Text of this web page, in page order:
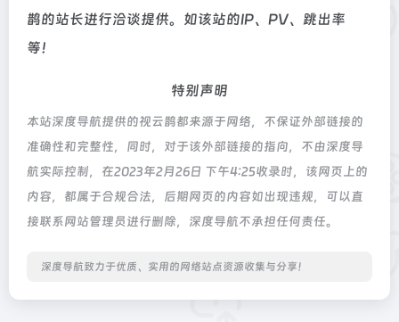
鹊的站长进行洽谈提供。如该站的IP、PV、跳出率
等！
特别声明
本站深度导航提供的视云鹊都来源于网络，不保证外部链接的
准确性和完整性，同时，对于该外部链接的指向，不由深度导
航实际控制，在2023年2月26日 下午4:25收录时，该网页上的
内容，都属于合规合法，后期网页的内容如出现违规，可以直
接联系网站管理员进行删除，深度导航不承担任何责任。
深度导航致力于优质、实用的网络站点资源收集与分享！